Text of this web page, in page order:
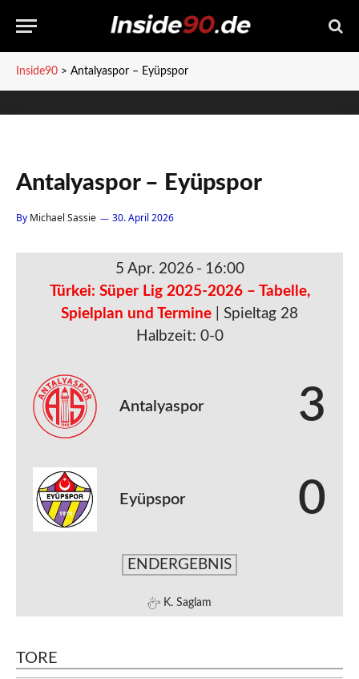
Inside90 > Antalyaspor – Eyüpspor
Antalyaspor – Eyüpspor
By Michael Sassie 30. April 2026
5 Apr. 2026 - 16:00
Türkei: Süper Lig 2025-2026 – Tabelle,
Spielplan und Termine
| Spieltag 28
Halbzeit: 0-0
Antalyaspor 3
Eyüpspor 0
ENDERGEBNIS
K. Saglam
TORE